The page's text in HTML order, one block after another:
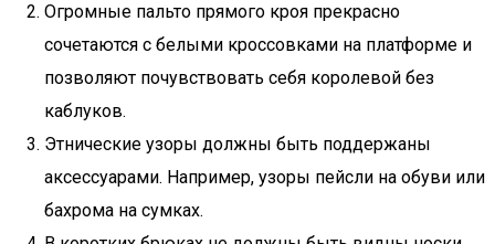
Огромные пальто прямого кроя прекрасно
сочетаются с белыми кроссовками на платформе и
позволяют почувствовать себя королевой без
каблуков.
Этнические узоры должны быть поддержаны
аксессуарами. Например, узоры пейсли на обуви или
бахрома на сумках.